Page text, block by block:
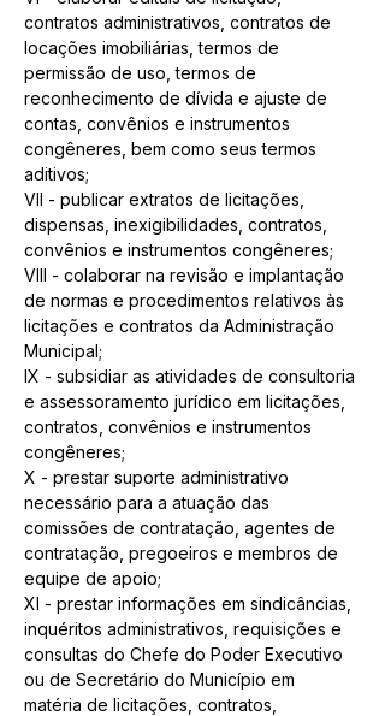
contratos administrativos, contratos de
locações imobiliárias, termos de
permissão de uso, termos de
reconhecimento de dívida e ajuste de
contas, convênios e instrumentos
congêneres, bem como seus termos
aditivos;
VII - publicar extratos de licitações,
dispensas, inexigibilidades, contratos,
convênios e instrumentos congêneres;
VIII - colaborar na revisão e implantação
de normas e procedimentos relativos às
licitações e contratos da Administração
Municipal;
IX - subsidiar as atividades de consultoria
e assessoramento jurídico em licitações,
contratos, convênios e instrumentos
congêneres;
X - prestar suporte administrativo
necessário para a atuação das
comissões de contratação, agentes de
contratação, pregoeiros e membros de
equipe de apoio;
XI - prestar informações em sindicâncias,
inquéritos administrativos, requisições e
consultas do Chefe do Poder Executivo
ou de Secretário do Município em
matéria de licitações, contratos,